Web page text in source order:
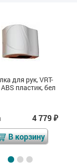
для рук, VRT-
пластик, бел
4 779₽
В корзину